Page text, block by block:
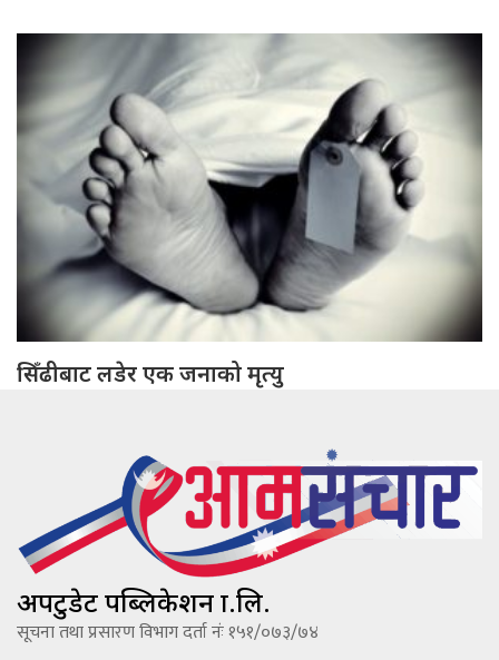
सिँढीबाट लडेर एक जनाको मृत्यु
अपटुडेट पब्लिकेशन प्रा.लि.
सूचना तथा प्रसारण विभाग दर्ता नंः १५१/०७३/७४